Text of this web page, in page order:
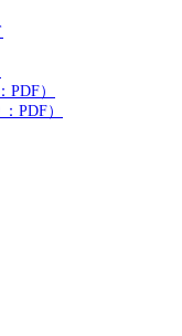
）
PDF）